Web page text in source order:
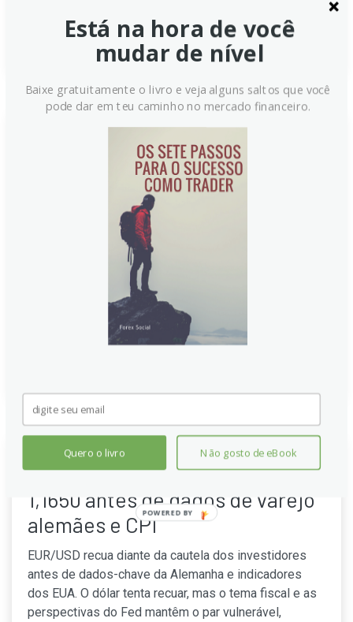
Continue lendo
Índice do Dólar dos EUA sobe
próximo a 98 antes de dados do
O índice do dólar dos EUA avança, recuperando parte
das perdas recentes, enquanto o mercado aguarda o
índice de preços PCE de julho. Analistas estimam alta
de 2,6% no PCE geral e 2,9% no núcleo, com o Fed
enfrentando debates sobre autonomia e possíveis
cortes de juros no curto prazo.
EUR/USD cai para perto de
1,1650 antes de dados de varejo
alemães e CPI
EUR/USD recua diante da cautela dos investidores
antes de dados-chave da Alemanha e indicadores
dos EUA. O dólar tenta recuar, mas o tema fiscal e as
perspectivas do Fed mantêm o par vulnerável,
Está na hora de você
mudar de nível
Baixe gratuitamente o livro e veja alguns saltos que você
pode dar em teu caminho no mercado financeiro.
Quero o livro Não gosto de eBook
POWERED BY